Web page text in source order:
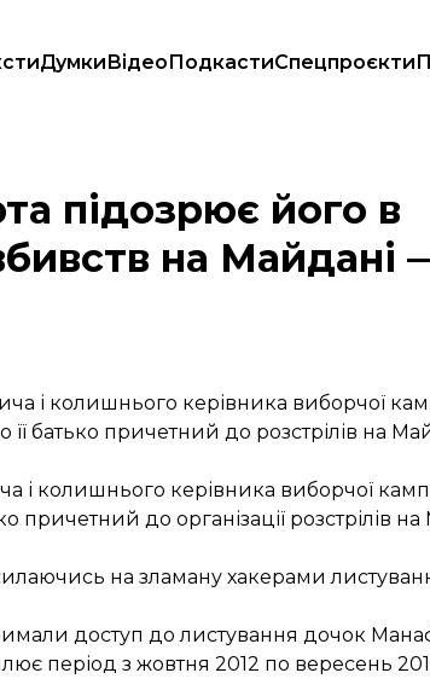
ДумкиВідеоПодкастиСпецпроєкти
вбивств на Майдані —Іndependent
підозрює його в
на Майдані
і колишнього керівника виборчої
батько причетний до розстрілів на
і колишнього керівника виборчої
причетний до організації розстрілів
на зламану хакерами
доступ до листування дочок
період з жовтня 2012 по вересень